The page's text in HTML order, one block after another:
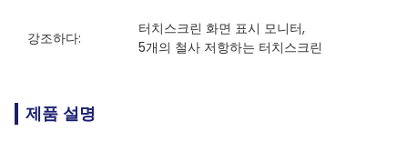
강조하다:
터치스크린 화면 표시 모니터,
5개의 철사 저항하는 터치스크린
제품 설명